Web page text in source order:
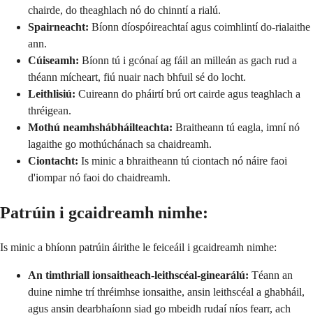
chairde, do theaghlach nó do chinntí a rialú.
Spairneacht: Bíonn díospóireachtaí agus coimhlintí do-rialaithe
ann.
Cúiseamh: Bíonn tú i gcónaí ag fáil an milleán as gach rud a
théann mícheart, fiú nuair nach bhfuil sé do locht.
Leithlisiú: Cuireann do pháirtí brú ort cairde agus teaghlach a
thréigean.
Mothú neamhshábháilteachta: Braitheann tú eagla, imní nó
lagaithe go mothúchánach sa chaidreamh.
Ciontacht: Is minic a bhraitheann tú ciontach nó náire faoi
d'iompar nó faoi do chaidreamh.
Patrúin i gcaidreamh nimhe:
Is minic a bhíonn patrúin áirithe le feiceáil i gcaidreamh nimhe:
An timthriall ionsaitheach-leithscéal-ginearálú: Téann an
duine nimhe trí thréimhse ionsaithe, ansin leithscéal a ghabháil,
agus ansin dearbhaíonn siad go mbeidh rudaí níos fearr, ach